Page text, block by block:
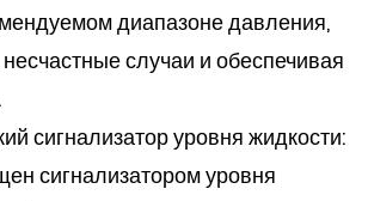
диапазоне давления,
случаи и обеспечивая
сигнализатор уровня жидкости:
сигнализатором уровня